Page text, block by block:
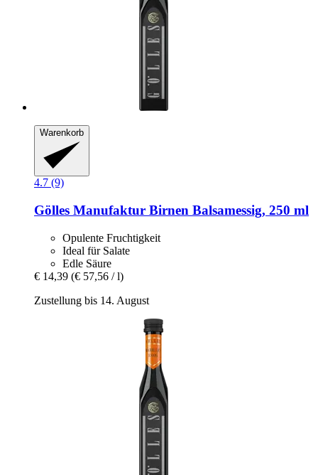
Warenkorb
4.7 (9)
Gölles Manufaktur Birnen Balsamessig, 250 ml
Opulente Fruchtigkeit
Ideal für Salate
Edle Säure
€ 14,39 (€ 57,56 / l)
Zustellung bis 14. August